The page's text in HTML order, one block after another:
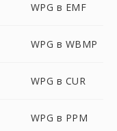
WPG в EMF
WPG в WBMP
WPG в CUR
WPG в PPM